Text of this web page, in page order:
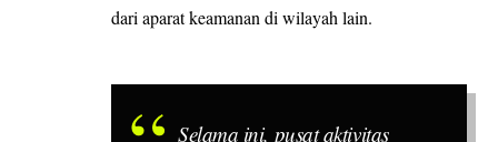
dari aparat keamanan di wilayah lain.
Selama ini, pusat aktivitas